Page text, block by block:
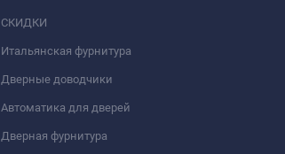
СКИДКИ
Итальянская фурнитура
Дверные доводчики
Автоматика для дверей
Дверная фурнитура